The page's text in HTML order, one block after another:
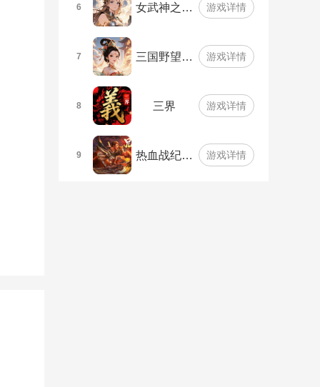
6 女武神之… 游戏详情
7 三国野望… 游戏详情
8 三界 游戏详情
9 热血战纪… 游戏详情